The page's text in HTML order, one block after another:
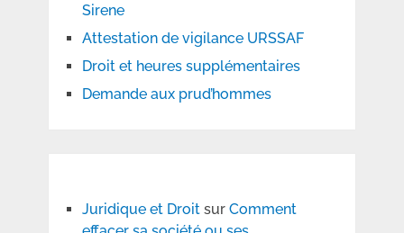
Sirene
Attestation de vigilance URSSAF
Droit et heures supplémentaires
Demande aux prud’hommes
Juridique et Droitsur Comment